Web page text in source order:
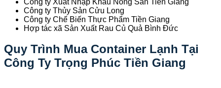
Công ty Thủy Sản Cửu Long
Công ty Chế Biến Thực Phẩm Tiền Giang
Hợp tác xã Sản Xuất Rau Củ Quả Bình Đức
Quy Trình Mua Container Lạnh Tại
Công Ty Trọng Phúc Tiền Giang